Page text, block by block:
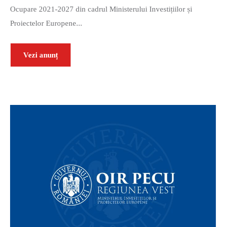
Ocupare 2021-2027 din cadrul Ministerului Investițiilor și
Proiectelor Europene...
Vezi anunț